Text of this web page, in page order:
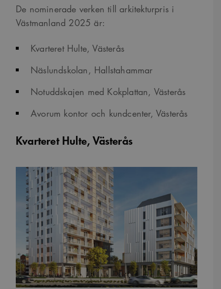
De nominerade verken till arkitekturpris i
Västmanland 2025 är:
Kvarteret Hulte, Västerås
Näslundskolan, Hallstahammar
Notuddskajen med Kokplattan, Västerås
Avorum kontor och kundcenter, Västerås
Kvarteret Hulte, Västerås